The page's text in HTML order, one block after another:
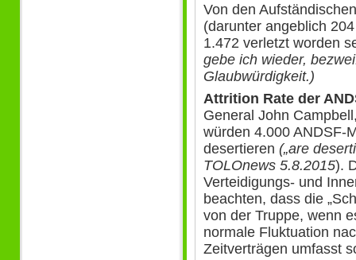
Von den
(darunter angeblich
1.472 verletzt worden
gebe ich wieder,
Glaubwürdigkeit.)
Attrition Rate der
General John
würden 4.000 ANDSF-
desertieren („are
TOLOnews 5.8.2015).
Verteidigungs- und
beachten, dass die
von der Truppe, wenn
normale Fluktuation
Zeitverträgen umfasst